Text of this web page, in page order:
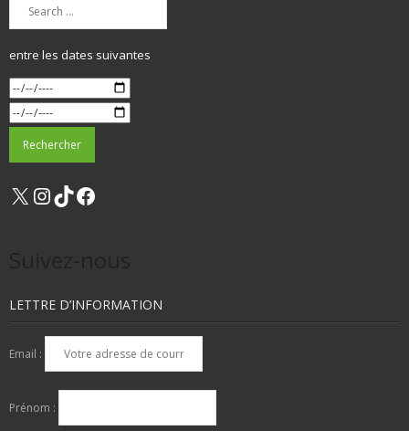
entre les dates suivantes
X Instagram
TikTok
LETTRE D’INFORMATION
Email :
Prénom :